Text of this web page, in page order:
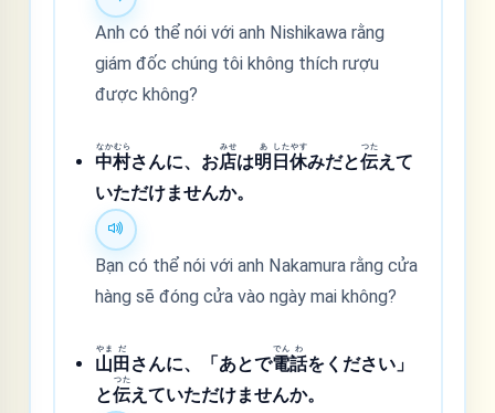
Anh có thể nói với anh Nishikawa rằng
giám đốc chúng tôi không thích rượu
được không?
中
なか
村
むら
さんに、お店
みせ
は明
あ
日
した
休
やす
みだと伝
つた
えて
いただけませんか。
Bạn có thể nói với anh Nakamura rằng cửa
hàng sẽ đóng cửa vào ngày mai không?
山
やま
田
だ
さんに、「あとで電
でん
話
わ
をください」
と伝
つた
えていただけませんか。